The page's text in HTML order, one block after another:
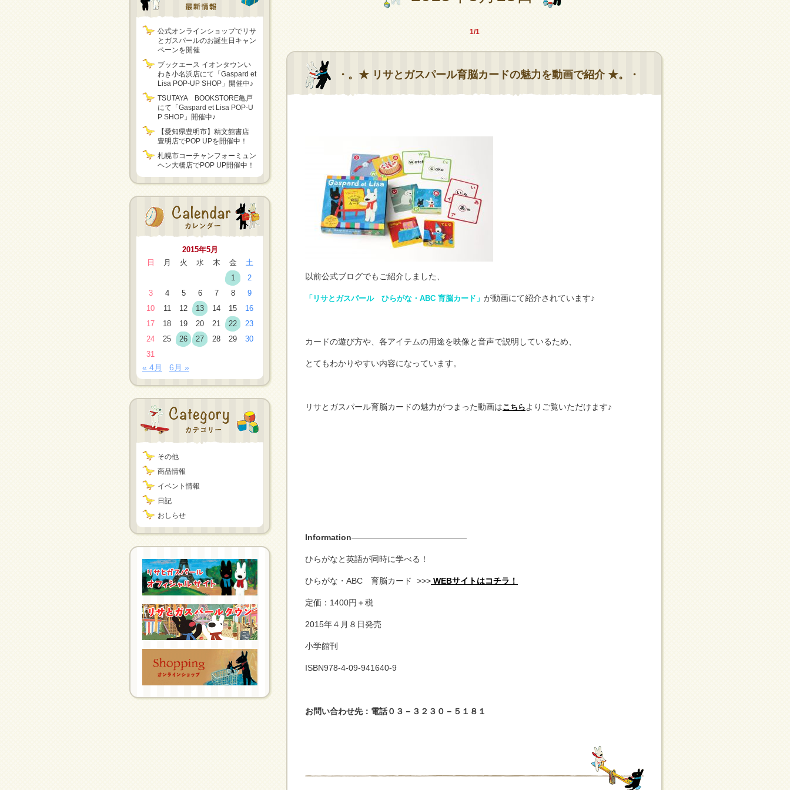
公式オンラインショップでリサ
とガスパールのお誕生日キャン
ペーンを開催
ブックエース イオンタウンい
わき小名浜店にて「Gaspard et
Lisa POP-UP SHOP」開催中♪
TSUTAYA BOOKSTORE亀戸
にて「Gaspard et Lisa POP-U
P SHOP」開催中♪
【愛知県豊明市】精文館書店
豊明店でPOP UPを開催中！
札幌市コーチャンフォーミュン
ヘン大橋店でPOP UP開催中！
2015年5月
日
月 火 水 木 金
土
1
2
3
4 5 6 7 8
9
10
11 12 13 14 15
16
17
18 19 20 21 22
23
24
25 26 27 28 29
30
31
« 4月 6月 »
その他
商品情報
イベント情報
日記
おしらせ
1/1
・。★ リサとガスパール育脳カードの魅力を動画で紹介 ★。・
以前公式ブログでもご紹介しました、
「リサとガスパール ひらがな・ABC 育脳カード」 が動画にて紹介されています♪
カードの遊び方や、各アイテムの用途を映像と音声で説明しているため、
とてもわかりやすい内容になっています。
リサとガスパール育脳カードの魅力がつまった動画はこちら よりご覧いただけます♪
Information——————————————
ひらがなと英語が同時に学べる！
ひらがな・ABC 育脳カード >>> WEBサイトはコチラ！
定価：1400円＋税
2015年４月８日発売
小学館刊
ISBN978-4-09-941640-9
お問い合わせ先：電話０３－３２３０－５１８１